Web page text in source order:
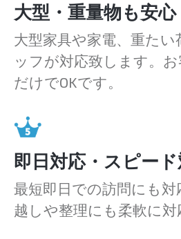
大型・重量物も安心
大型家具や家電、重たい
ッフが対応致します。
だけでOKです。
即日対応・スピー
最短即日での訪問にも対
越しや整理にも柔軟に対